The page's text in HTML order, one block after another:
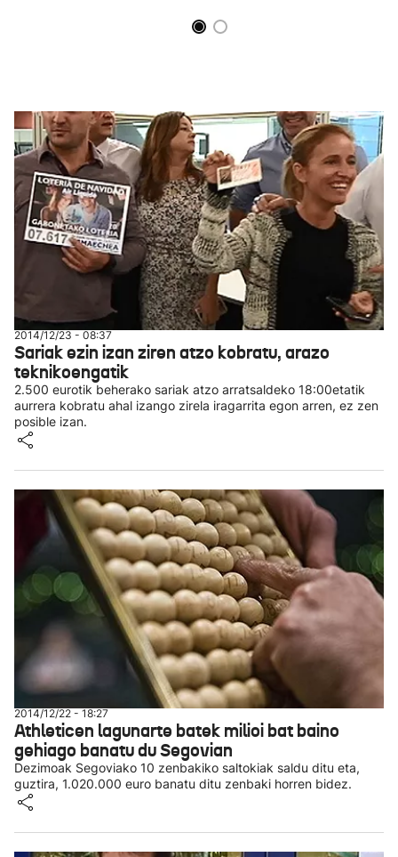
2014/12/23 - 08:37
Sariak ezin izan ziren atzo kobratu, arazo
teknikoengatik
2.500 eurotik beherako sariak atzo arratsaldeko 18:00etatik
aurrera kobratu ahal izango zirela iragarrita egon arren, ez zen
posible izan.
2014/12/22 - 18:27
Athleticen lagunarte batek milioi bat baino
gehiago banatu du Segovian
Dezimoak Segoviako 10 zenbakiko saltokiak saldu ditu eta,
guztira, 1.020.000 euro banatu ditu zenbaki horren bidez.